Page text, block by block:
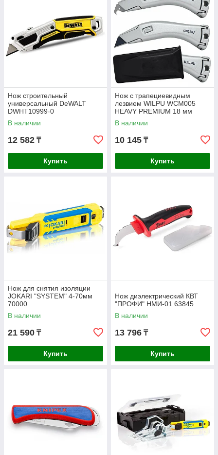
Нож строительный
универсальный DeWALT
DWHT10999-0
В наличии
12 582 ₸
Купить
Нож с трапециевидным
лезвием WILPU WCM005
HEAVY PREMIUM 18 мм
металлическая рукоятка
5090500000
В наличии
10 145 ₸
Купить
Нож для снятия изоляции
JOKARI "SYSTEM" 4-70мм
70000
В наличии
21 590 ₸
Купить
Нож диэлектрический КВТ
"ПРОФИ" НМИ-01 63845
В наличии
13 796 ₸
Купить